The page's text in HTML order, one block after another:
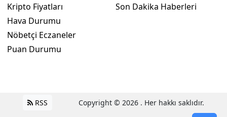
Kripto Fiyatları
Hava Durumu
Nöbetçi Eczaneler
Puan Durumu
Son Dakika Haberleri
RSS Copyright © 2026 . Her hakkı saklıdır.